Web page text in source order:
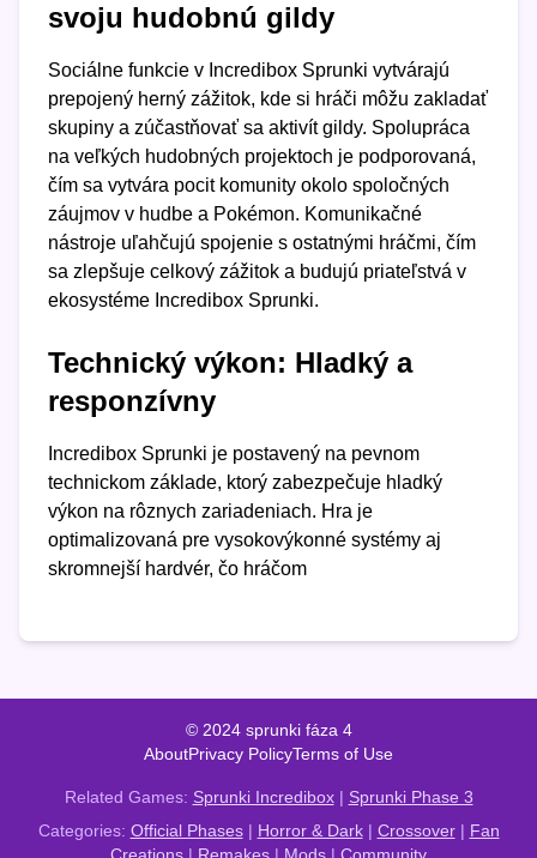
svoju hudobnú gildy
Sociálne funkcie v Incredibox Sprunki vytvárajú
prepojený herný zážitok, kde si hráči môžu zakladať
skupiny a zúčastňovať sa aktivít gildy. Spolupráca
na veľkých hudobných projektoch je podporovaná,
čím sa vytvára pocit komunity okolo spoločných
záujmov v hudbe a Pokémon. Komunikačné
nástroje uľahčujú spojenie s ostatnými hráčmi, čím
sa zlepšuje celkový zážitok a budujú priateľstvá v
ekosystéme Incredibox Sprunki.
Technický výkon: Hladký a
responzívny
Incredibox Sprunki je postavený na pevnom
technickom základe, ktorý zabezpečuje hladký
výkon na rôznych zariadeniach. Hra je
optimalizovaná pre vysokovýkonné systémy aj
skromnejší hardvér, čo hráčom
© 2024 sprunki fáza 4
AboutPrivacy PolicyTerms of Use
Related Games: Sprunki Incredibox| Sprunki Phase 3
Categories: Official Phases| Horror & Dark| Crossover| Fan